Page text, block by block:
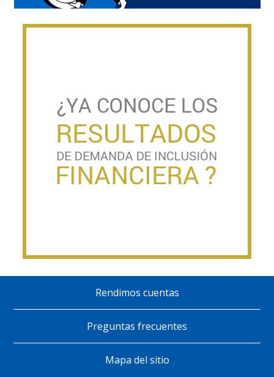
página
Rendimos cuentas
Preguntas frecuentes
Mapa del sitio